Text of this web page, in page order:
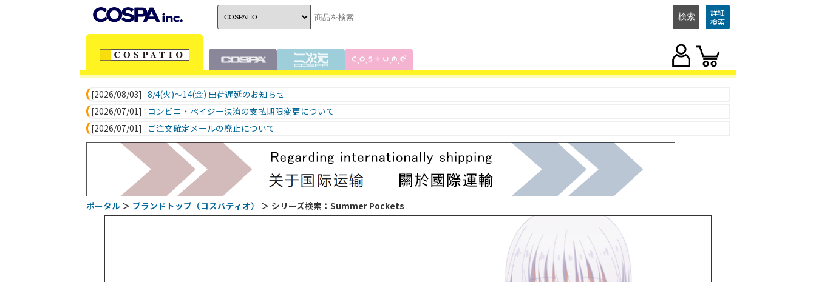
詳細
検索
[2026/08/03] 8/4(火)～14(金) 出荷遅延のお知らせ
[2026/07/01]
コンビニ・ペイジー決済の支払期限変更について
[2026/07/01]
ご注文確定メールの廃止について
ポータル ＞ ブランドトップ（コスパティオ） ＞ シリーズ検索：Summer Pockets